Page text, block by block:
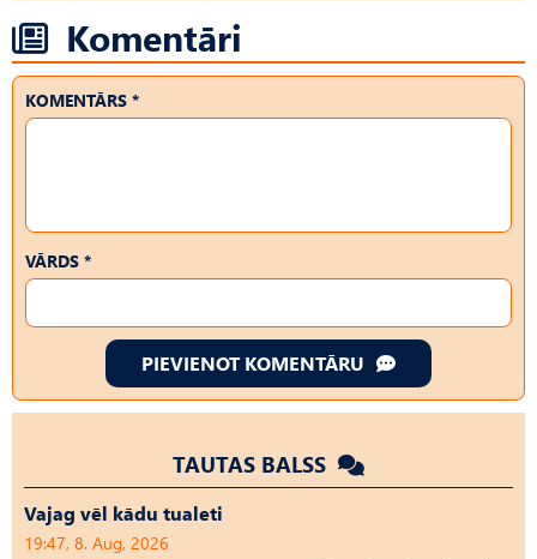
Komentāri
KOMENTĀRS *
VĀRDS *
PIEVIENOT KOMENTĀRU
TAUTAS BALSS
Vajag vēl kādu tualeti
19:47, 8. Aug, 2026